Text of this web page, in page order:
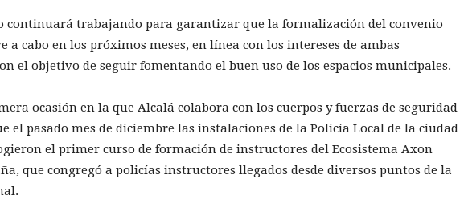
continuará trabajando para garantizar que la formalización del convenio
a cabo en los próximos meses, en línea con los intereses de ambas
el objetivo de seguir fomentando el buen uso de los espacios municipales.
ocasión en la que Alcalá colabora con los cuerpos y fuerzas de seguridad
el pasado mes de diciembre las instalaciones de la Policía Local de la ciudad
el primer curso de formación de instructores del Ecosistema Axon
que congregó a policías instructores llegados desde diversos puntos de la